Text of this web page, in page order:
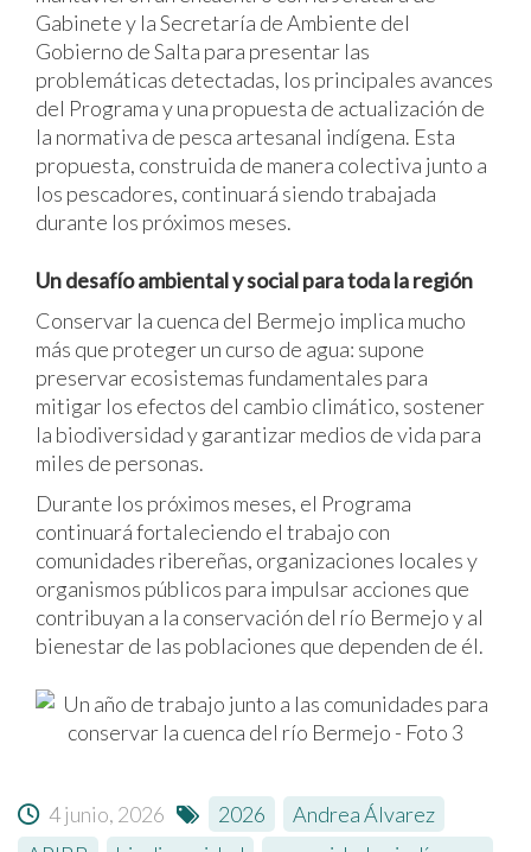
Gabinete y la Secretaría de Ambiente del
Gobierno de Salta para presentar las
problemáticas detectadas, los principales avances
del Programa y una propuesta de actualización de
la normativa de pesca artesanal indígena. Esta
propuesta, construida de manera colectiva junto a
los pescadores, continuará siendo trabajada
durante los próximos meses.
Un desafío ambiental y social para toda la región
Conservar la cuenca del Bermejo implica mucho
más que proteger un curso de agua: supone
preservar ecosistemas fundamentales para
mitigar los efectos del cambio climático, sostener
la biodiversidad y garantizar medios de vida para
miles de personas.
Durante los próximos meses, el Programa
continuará fortaleciendo el trabajo con
comunidades ribereñas, organizaciones locales y
organismos públicos para impulsar acciones que
contribuyan a la conservación del río Bermejo y al
bienestar de las poblaciones que dependen de él.
4 junio, 2026 2026 Andrea Álvarez